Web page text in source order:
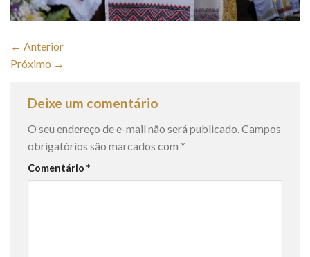
← Anterior
Próximo →
Deixe um comentário
O seu endereço de e-mail não será publicado.Campos
obrigatórios são marcados com *
Comentário *